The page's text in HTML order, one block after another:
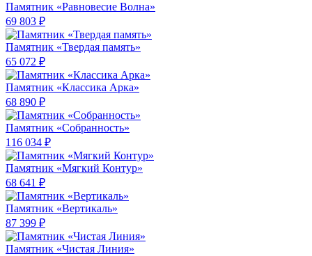
Памятник «Равновесие Волна»
69 803 ₽
Памятник «Твердая память»
65 072 ₽
Памятник «Классика Арка»
68 890 ₽
Памятник «Собранность»
116 034 ₽
Памятник «Мягкий Контур»
68 641 ₽
Памятник «Вертикаль»
87 399 ₽
Памятник «Чистая Линия»